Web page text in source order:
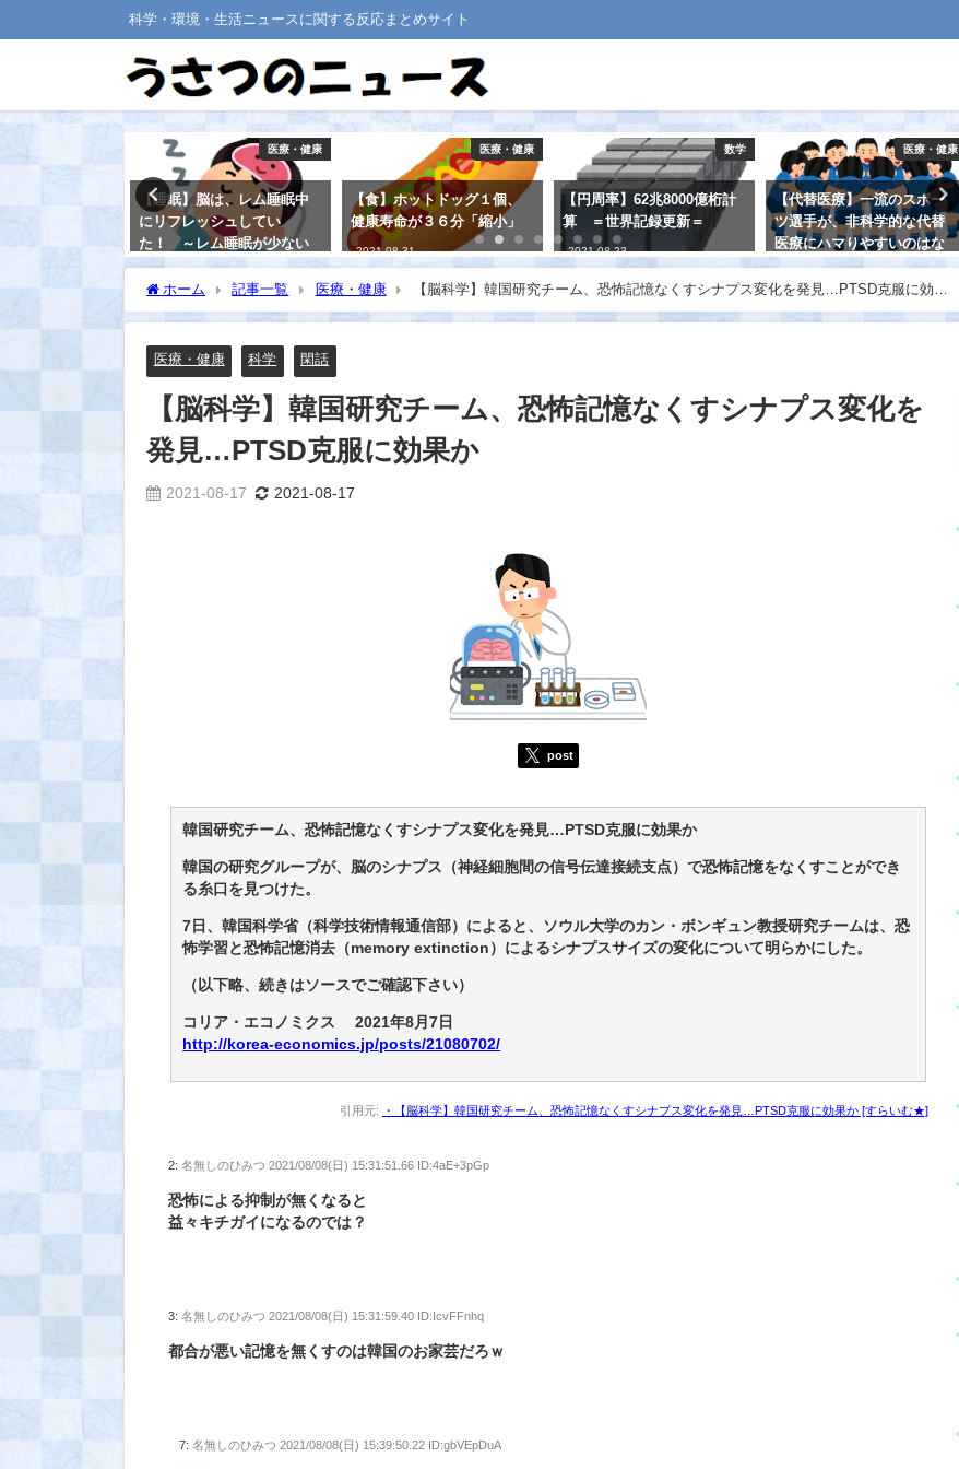
科学・環境・生活ニュースに関する反応まとめサイト
医療・健康
【睡眠】脳は、レム睡眠中
にリフレッシュしてい
た！ ～レム睡眠が少ない
と認知症リスクが高くなる
～
医療・健康
【食】ホットドッグ１個、
健康寿命が３６分「縮小」
2021-08-31
数学
【円周率】62兆8000億桁計
算 ＝世界記録更新＝
2021-08-23
医療・健康
【代替医療】一流のスポー
ツ選手が、非科学的な代替
医療にハマりやすいのはな
2021-08-31
ホーム 記事一覧 医療・健康
【脳科学】韓国研究チーム、恐怖記憶なくすシナプス変化を発見…PTSD克服に効果
か
医療・健康 科学 閑話
【脳科学】韓国研究チーム、恐怖記憶なくすシナプス変化を
発見…PTSD克服に効果か
2021-08-17 2021-08-17
post
韓国研究チーム、恐怖記憶なくすシナプス変化を発見…PTSD克服に効果か
韓国の研究グループが、脳のシナプス（神経細胞間の信号伝達接続支点）で恐怖記憶をなくすことができ
る糸口を見つけた。
7日、韓国科学省（科学技術情報通信部）によると、ソウル大学のカン・ボンギュン教授研究チームは、恐
怖学習と恐怖記憶消去（memory extinction）によるシナプスサイズの変化について明らかにした。
（以下略、続きはソースでご確認下さい）
コリア・エコノミクス 2021年8月7日
http://korea-economics.jp/posts/21080702/
引用元: ・【脳科学】韓国研究チーム、恐怖記憶なくすシナプス変化を発見…PTSD克服に効果か [すらいむ★]
2:名無しのひみつ 2021/08/08(日) 15:31:51.66 ID:4aE+3pGp
恐怖による抑制が無くなると
益々キチガイになるのでは？
3:名無しのひみつ 2021/08/08(日) 15:31:59.40 ID:IcvFFnhq
都合が悪い記憶を無くすのは韓国のお家芸だろｗ
7:名無しのひみつ 2021/08/08(日) 15:39:50.22 ID:gbVEpDuA